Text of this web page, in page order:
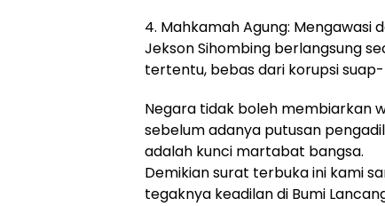
4. Mahkamah Agung:
Jekson Sihombing berlangsung
tertentu, bebas dari korupsi
Negara tidak boleh membiarkan
sebelum adanya putusan
adalah kunci martabat bangsa.
Demikian surat terbuka ini kami
tegaknya keadilan di Bumi